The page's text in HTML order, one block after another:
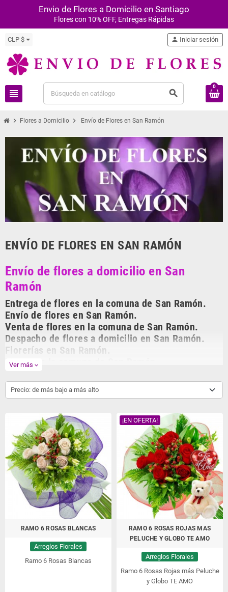
Envio de Flores a Domicilio en Santiago
Flores con 10% OFF, Entregas Rápidas
CLP $
view_headline search
person Iniciar sesión
0
chevron_right Flores a Domicilio chevron_right Envío de Flores en San Ramón
ENVÍO DE FLORES EN SAN RAMÓN
Envío de flores a domicilio en San
Ramón
Entrega de flores en la comuna de San Ramón.
Envío de flores en San Ramón.
Venta de flores en la comuna de San Ramón.
Despacho de flores a domicilio en San Ramón.
Florerías en San Ramón.
Flores en la comuna de San Ramón.
Los mejores arreglos de flores para regalar están en
La
florería virtual de Chile, con más de 10 años en el mercadoenviodeflores.cl
nuestros clientes. Enenviodeflores.cl
ofrecemos la máxima calidad en
flores y rosas. Flores y rosas frescas importadas, arreglos de florales
realizados por los mejores floristas de Chile, Hermosos arreglos de flores
para toda ocasión, flores para aniversarios, condolencias, amor,
cumpleaños, conquistas, nacimientos y mucho más.
Envío de Flores a domicilio en San Ramón, Envío
de Flores en San Ramón, Enviar Flores a San
Ver más expand_more
Precio: de más bajo a más alto
RAMO 6 ROSAS BLANCAS
Arreglos Florales
Ramo 6 Rosas Blancas
¡EN OFERTA!
RAMO 6 ROSAS ROJAS MAS
PELUCHE Y GLOBO TE AMO
Arreglos Florales
Ramo 6 Rosas Rojas más Peluche
y Globo TE AMO